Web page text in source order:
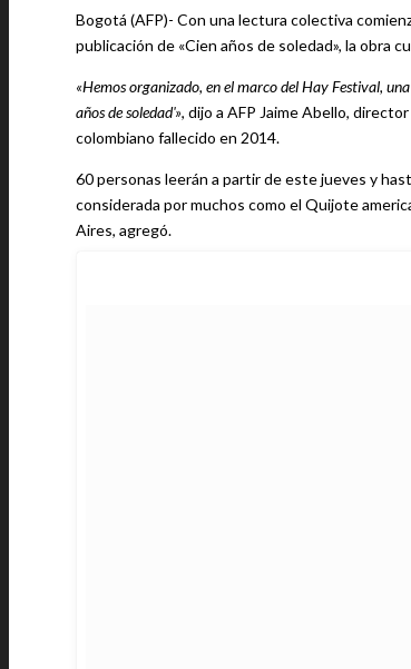
Bogotá (AFP)- Con una lectura colectiva
publicación de «Cien años de soledad», la obra
«Hemos organizado, en el marco del Hay Festival,
años de soledad'», dijo a AFP Jaime Abello,
colombiano fallecido en 2014.
60 personas leerán a partir de este jueves y
considerada por muchos como el Quijote
Aires, agregó.